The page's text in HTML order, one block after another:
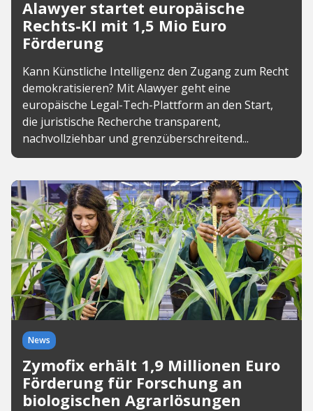
Alawyer startet europäische
Rechts-KI mit 1,5 Mio Euro
Förderung
Kann Künstliche Intelligenz den Zugang zum Recht
demokratisieren? Mit Alawyer geht eine
europäische Legal-Tech-Plattform an den Start,
die juristische Recherche transparent,
nachvollziehbar und grenzüberschreitend...
News
Zymofix erhält 1,9 Millionen Euro
Förderung für Forschung an
biologischen Agrarlösungen